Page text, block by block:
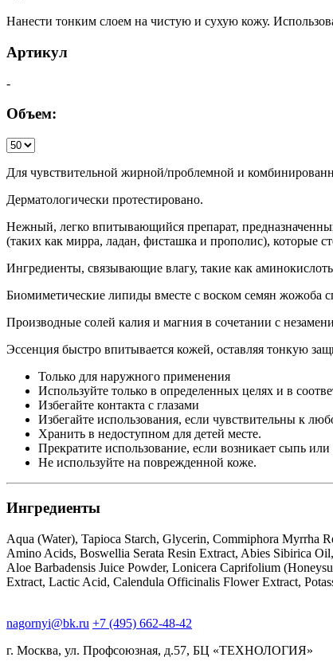
Нанести тонким слоем на чистую и сухую кожу.
Артикул
-
Объем:
Для чувствительной жирной/проблемной и
Дерматологически протестировано.
Нежный, легко впитывающийся препарат,
(таких как мирра, ладан, фисташка и прополис), которые
Ингредиенты, связывающие влагу, такие как
Биомиметические липиды вместе с воском семян жожоба
Производные солей калия и магния в сочетании с
Эссенция быстро впитывается кожей, оставляя тонкую
Только для наружного применения
Используйте только в определенных целях и в
Избегайте контакта с глазами
Избегайте использования, если чувствительны к
Хранить в недоступном для детей месте.
Прекратите использование, если возникает сыпь или
Не используйте на поврежденной коже.
Ингредиенты
Aqua (Water), Tapioca Starch, Glycerin, Commiphora Myrrha
Amino Acids, Boswellia Serata Resin Extract, Abies Sibirica
Aloe Barbadensis Juice Powder, Lonicera Caprifolium
Extract, Lactic Acid, Calendula Officinalis Flower Extract,
nagornyi@bk.ru +7 (495) 662-48-42
г. Москва, ул. Профсоюзная, д.57, БЦ «ТЕХНОЛОГИЯ»